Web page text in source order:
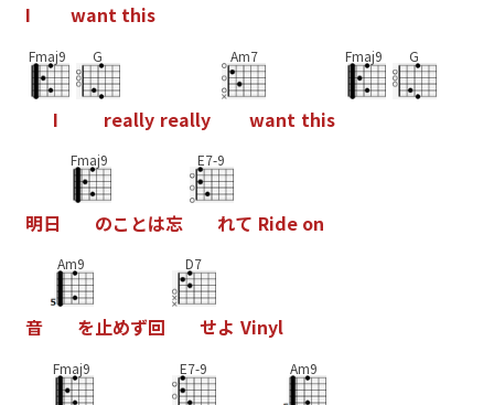
I want this
Fmaj9
I
G
really really
Am7
want this
Fmaj9 G
明日
Fmaj9
のこ とは忘
E7-9
れて Ride on
音
Am9
を止めず回
D7
せよ Vinyl
Fmaj9 E7-9 Am9